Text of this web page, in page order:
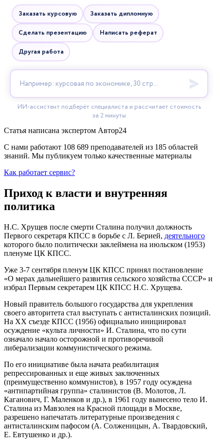
Статья написана экспертом Автор24
С нами работают 108 689 преподавателей из 185 областей
знаний. Мы публикуем только качественные материалы
Как работает сервис?
Приход к власти и внутренняя
политика
Н.С. Хрущев после смерти Сталина получил должность
Первого секретаря КПСС в борьбе с Л. Берией, деятельного
которого было политически заклеймена на июльском (1953)
пленуме ЦК КПСС.
Уже 3-7 сентября пленум ЦК КПСС принял постановление
«О мерах дальнейшего развития сельского хозяйства СССР» и
избрал Первым секретарем ЦК КПСС Н.С. Хрущева.
Новый правитель большого государства для укрепления
своего авторитета стал выступать с антисталинских позиций.
На ХХ съезде КПСС (1956) официально инициировал
осуждение «культа личности» И. Сталина, что по сути
означало начало осторожной и противоречивой
либерализации коммунистического режима.
По его инициативе была начата реабилитация
репрессированных и еще живых заключенных
(преимущественно коммунистов), в 1957 году осуждена
«антипартийная группа» сталинистов (В. Молотов, Л.
Каганович, Г. Маленков и др.), в 1961 году вынесено тело И.
Сталина из Мавзолея на Красной площади в Москве,
разрешено напечатать литературные произведения с
антисталинским пафосом (А. Солженицын, А. Твардовский,
Е. Евтушенко и др.).